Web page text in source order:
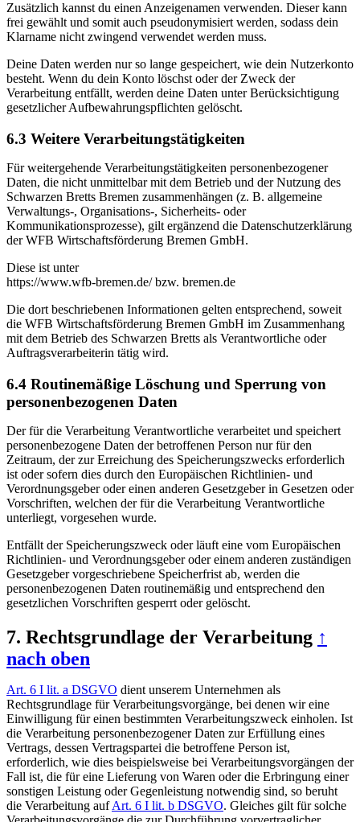
Zusätzlich kannst du einen Anzeigenamen verwenden. Dieser kann
frei gewählt und somit auch pseudonymisiert werden, sodass dein
Klarname nicht zwingend verwendet werden muss.
Deine Daten werden nur so lange gespeichert, wie dein Nutzerkonto
besteht. Wenn du dein Konto löschst oder der Zweck der
Verarbeitung entfällt, werden deine Daten unter Berücksichtigung
gesetzlicher Aufbewahrungspflichten gelöscht.
6.3 Weitere Verarbeitungstätigkeiten
Für weitergehende Verarbeitungstätigkeiten personenbezogener
Daten, die nicht unmittelbar mit dem Betrieb und der Nutzung des
Schwarzen Bretts Bremen zusammenhängen (z. B. allgemeine
Verwaltungs-, Organisations-, Sicherheits- oder
Kommunikationsprozesse), gilt ergänzend die Datenschutzerklärung
der WFB Wirtschaftsförderung Bremen GmbH.
Diese ist unter
https://www.wfb-bremen.de/ bzw. bremen.de
Die dort beschriebenen Informationen gelten entsprechend, soweit
die WFB Wirtschaftsförderung Bremen GmbH im Zusammenhang
mit dem Betrieb des Schwarzen Bretts als Verantwortliche oder
Auftragsverarbeiterin tätig wird.
6.4 Routinemäßige Löschung und Sperrung von
personenbezogenen Daten
Der für die Verarbeitung Verantwortliche verarbeitet und speichert
personenbezogene Daten der betroffenen Person nur für den
Zeitraum, der zur Erreichung des Speicherungszwecks erforderlich
ist oder sofern dies durch den Europäischen Richtlinien- und
Verordnungsgeber oder einen anderen Gesetzgeber in Gesetzen oder
Vorschriften, welchen der für die Verarbeitung Verantwortliche
unterliegt, vorgesehen wurde.
Entfällt der Speicherungszweck oder läuft eine vom Europäischen
Richtlinien- und Verordnungsgeber oder einem anderen zuständigen
Gesetzgeber vorgeschriebene Speicherfrist ab, werden die
personenbezogenen Daten routinemäßig und entsprechend den
gesetzlichen Vorschriften gesperrt oder gelöscht.
7. Rechtsgrundlage der Verarbeitung ↑
nach oben
Art. 6 I lit. a DSGVO dient unserem Unternehmen als
Rechtsgrundlage für Verarbeitungsvorgänge, bei denen wir eine
Einwilligung für einen bestimmten Verarbeitungszweck einholen. Ist
die Verarbeitung personenbezogener Daten zur Erfüllung eines
Vertrags, dessen Vertragspartei die betroffene Person ist,
erforderlich, wie dies beispielsweise bei Verarbeitungsvorgängen der
Fall ist, die für eine Lieferung von Waren oder die Erbringung einer
sonstigen Leistung oder Gegenleistung notwendig sind, so beruht
die Verarbeitung aufArt. 6 I lit. b DSGVO. Gleiches gilt für solche